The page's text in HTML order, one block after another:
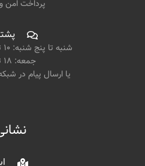
پرداخت امن
شنبه تا پنج شنبه: ۱۰ تا ۱۳ و ۱۷ تا ۲۱
جمعه: ۱۸ تا ۲۱
یا ارسال پیام در